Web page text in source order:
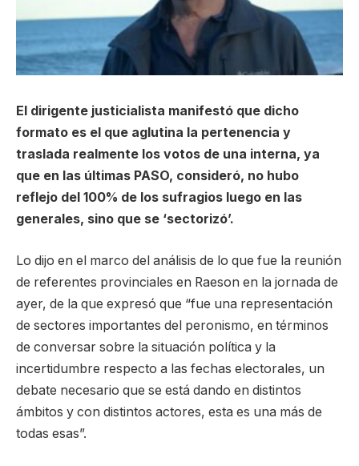
El dirigente justicialista manifestó que dicho
formato es el que aglutina la pertenencia y
traslada realmente los votos de una interna, ya
que en las últimas PASO, consideró, no hubo
reflejo del 100% de los sufragios luego en las
generales, sino que se ‘sectorizó’.
Lo dijo en el marco del análisis de lo que fue la reunión
de referentes provinciales en Raeson en la jornada de
ayer, de la que expresó que “fue una representación
de sectores importantes del peronismo, en términos
de conversar sobre la situación política y la
incertidumbre respecto a las fechas electorales, un
debate necesario que se está dando en distintos
ámbitos y con distintos actores, esta es una más de
todas esas”.